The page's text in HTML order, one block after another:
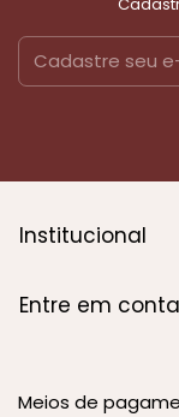
Institucional
Entre em
Meios de